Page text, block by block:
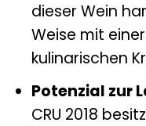
dieser Wein
Weise mit
kulinarischen
Potenzial zur
CRU 2018